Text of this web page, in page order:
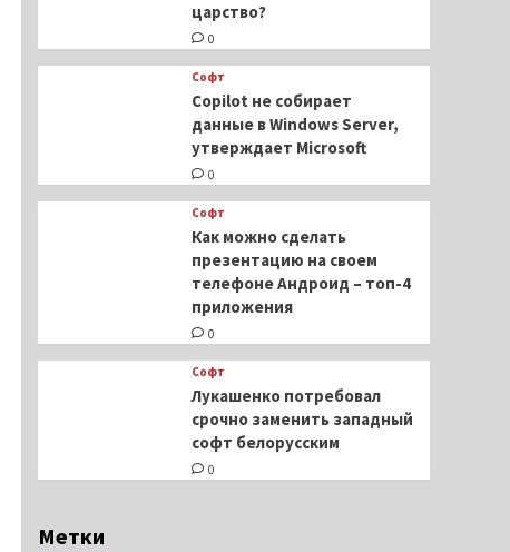
царство?
0
Софт
Copilot не собирает
данные в Windows Server,
утверждает Microsoft
0
Софт
Как можно сделать
презентацию на своем
телефоне Андроид – топ-4
приложения
0
Софт
Лукашенко потребовал
срочно заменить западный
софт белорусским
0
Метки